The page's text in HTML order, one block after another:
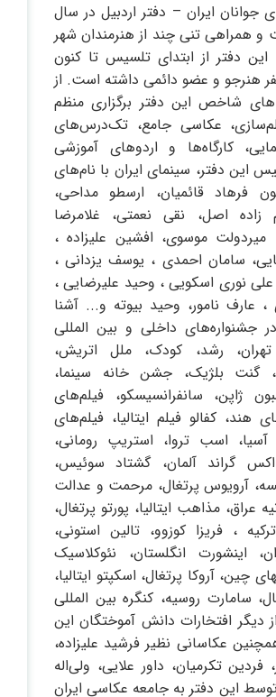
جوانان ایران – دفتر اردبیل در سال
همت و همراهی تنی چند از هنرمندان شهر
دفتر از ابتدای تلسیس تا کنون
۲۵۰۰ نفر هنرجو و عضو دائمی داشته است. از
شاخص این دفتر برگزاری منظم
عکاسی جامع، تک‌درس‌های
کارگاه‌ها و اردوهای آموزشی
این دفتر، سینمای ایران با نام‌های
فرهاد قائمیان، ارسطو مداحی،
اصل، نقی نعمتی، غلامرضا
میردولت موسوی، افشین علیزاده ،
سامان احمدی ، یوسف یزدانی ،
نوری اسکویی ، وحید علیرضایی ،
، عارف نامور، وحید بیوته و... آشنا
جشنواره‌های داخلی و بین المللی
تهران، رشد، کودک، ملل اتریش،
گنت بلژیک، جشن خانه سینما،
ژاپن، سانفرانسیسکو، فیلم‌های
هند، کفالو فیلم ایتالیا، فیلم‌های
اسب تروا، استریپ رومانی،
گراند آلمان، گشتاد سوئیس،
آرویوس پرتغال، مرحمت و عدالت
عراق، مذاهب ایتالیا، پورتو پرتغال،
، فریزا کوزوو، تالین استونی،
اینشورت انگلستان، نئوکلاسیک
چین، آروکا پرتغال، اسکپتو ایتالیا،
سامارت روسیه، کنگره بین المللی
دیگر افتخارات دانش آموختگان این
عکاسانی نظیر فرشید علیزاده،
فردین تکرمیان، داور علایی، ولی‌اله
این دفتر به جامعه عکاسی ایران